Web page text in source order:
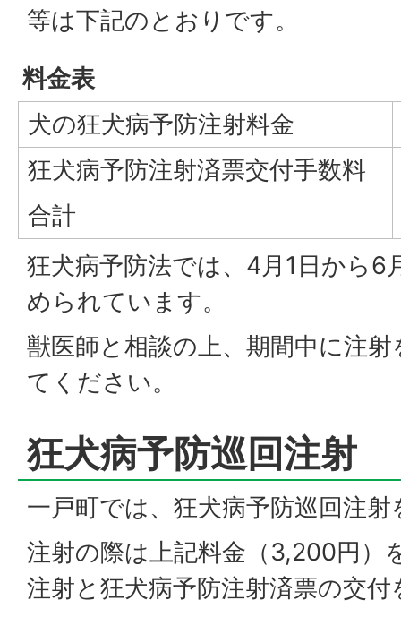
等は下記のとおりです。
料金表
犬の狂犬病予防注射料金
狂犬病予防注射済票交付手数料
合計
狂犬病予防法では、4月1日から6
められています。
獣医師と相談の上、期間中に注
てください。
狂犬病予防巡回注射
一戸町では、狂犬病予防巡回注
注射の際は上記料金（3,200円）
注射と狂犬病予防注射済票の交